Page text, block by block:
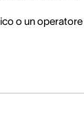
o un operatore